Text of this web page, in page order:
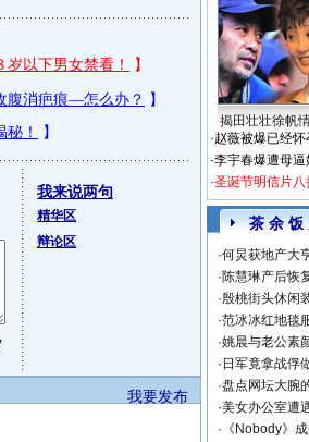
我来说两句
精华区
辩论区
我要发布
揭田壮壮徐帆
·赵薇被爆已经怀
·李宇春爆遭母逼
·圣诞节明信片八
茶 余 饭
·何炅获地产大
·陈慧琳产后恢
·殷桃街头休闲
·范冰冰红地毯
·姚晨与老公素
· 日军竟拿战俘
·盘点网坛大腕
·美女办公室遭
· 《Nobody》